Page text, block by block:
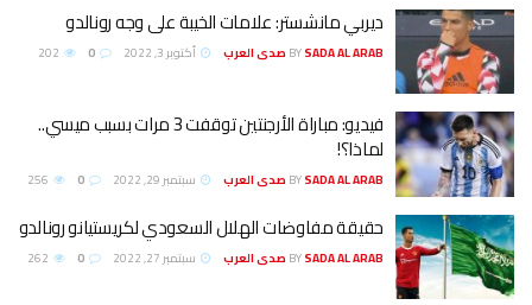
ديربي مانشستر: علامات الخيبة على وجه رونالدو
BYSADA AL ARAB صدى العرب أكتوبر 3, 2022
فيديو: مباراة الأرجنتين توقفت 3 مرات بسبب ميسي..
لماذا؟!
BYSADA AL ARAB صدى العرب سبتمبر 29, 2022
حقيقة مفاوضات الهلال السعودي لكريستيانو رونالدو
BYSADA AL ARAB صدى العرب سبتمبر 27, 2022